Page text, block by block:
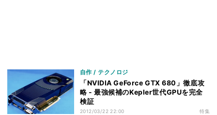
自作 / テクノロジ
「NVIDIA GeForce GTX 680」徹底攻
略 - 最強候補のKepler世代GPUを完全
検証
2012/03/22 22:00 特集